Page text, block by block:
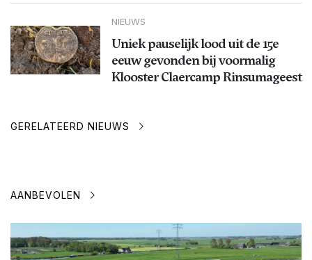
NIEUWS
Uniek pauselijk lood uit de 15e
eeuw gevonden bij voormalig
Klooster Claercamp Rinsumageest
GERELATEERD NIEUWS
AANBEVOLEN